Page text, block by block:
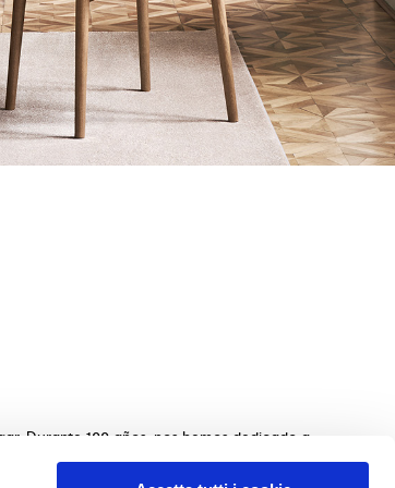
Durante 100 años, nos hemos dedicado a
camas, sofás y complementos de